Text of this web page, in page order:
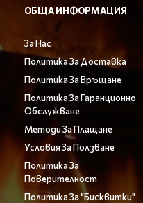
ОБЩА ИНФОРМАЦИЯ
За Нас
Политика За Доставка
Политика За Връщане
Политика За Гаранционно
Обслужване
Методи За Плащане
Условия За Ползване
Политика За
Поверителност
Политика За "Бисквитки"